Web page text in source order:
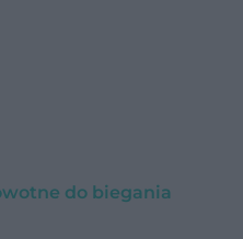
do biegania